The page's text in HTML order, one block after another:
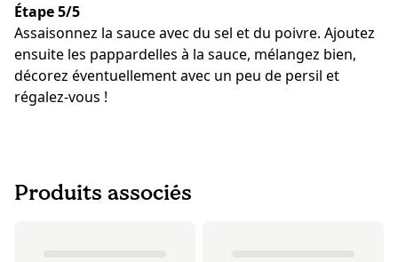
Étape 5/5
Assaisonnez la sauce avec du sel et du poivre. Ajoutez
ensuite les pappardelles à la sauce, mélangez bien,
décorez éventuellement avec un peu de persil et
régalez-vous !
Produits associés